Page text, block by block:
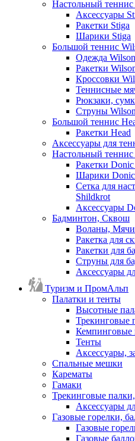
Настольный теннис
Аксессуары
Ракетки Stiga
Шарики Stiga
Большой теннис
Одежда Wilson
Ракетки
Кроссовки
Теннисные
Рюкзаки,
Струны Wilson
Большой теннис
Ракетки Head
Аксессуары для
Настольный
Ракетки
Шарики
Сетка для
Shildkrot
Аксессуары
Бадминтон, Сквош
Воланы, Мячи
Ракетка для
Ракетки для
Струны для
Аксессуары
Туризм и ПромАльп
Палатки и тенты
Высотные
Трекинговые
Кемпинговые
Тенты
Аксессуары,
Спальные мешки
Карематы
Гамаки
Трекинговые
Аксессуары
Газовые горелки,
Газовые
Газовые